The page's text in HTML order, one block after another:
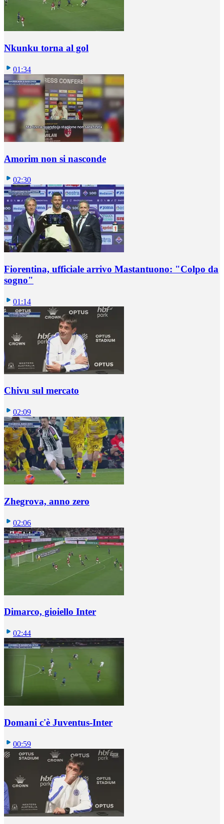
Nkunku torna al gol
01:34
Amorim non si nasconde
02:30
Fiorentina, ufficiale arrivo Mastantuono: "Colpo da
sogno"
01:14
Chivu sul mercato
02:09
Zhegrova, anno zero
02:06
Dimarco, gioiello Inter
02:44
Domani c'è Juventus-Inter
00:59